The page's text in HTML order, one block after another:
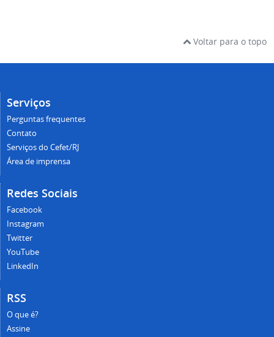
Voltar para o topo
Serviços
Perguntas frequentes
Contato
Serviços do Cefet/RJ
Área de imprensa
Redes Sociais
Facebook
Instagram
Twitter
YouTube
LinkedIn
RSS
O que é?
Assine